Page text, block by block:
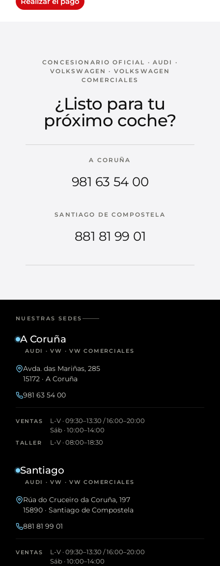
CONCESIONARIO OFICIAL · AUDI ·
VOLKSWAGEN · VOLKSWAGEN
COMERCIALES
¿Listo para tu
próximo coche?
A CORUÑA
981 63 54 00
SANTIAGO DE COMPOSTELA
881 81 99 01
NUESTRAS SEDES
A Coruña
AUDI · VW · VW COMERCIALES
Avda. das Mariñas, 285
15172 · A Coruña
981 63 54 00
VENTAS
L-V · 09:30–13:30 / 16:00–20:00
Sáb · 10:00–14:00
TALLER L-V · 08:00–18:30
Santiago
AUDI · VW · VW COMERCIALES
Rúa do Cruceiro da Coruña, 197
15890 · Santiago de Compostela
881 81 99 01
VENTAS
L-V · 09:30–13:30 / 16:00–20:00
Sáb · 10:00–14:00